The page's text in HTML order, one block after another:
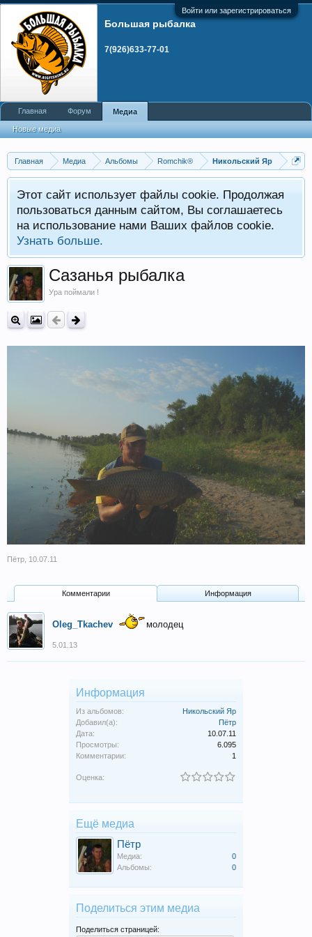
Войти или зарегистрироваться
Главная Медиа Альбомы Romchik® Никольский Яр
Этот сайт использует файлы cookie. Продолжая
пользоваться данным сайтом, Вы соглашаетесь
на использование нами Ваших файлов cookie.
Узнать больше.
Сазанья рыбалка
Ура поймали !
Пётр 10.07.11
Комментарии Информация
Oleg_Tkachev молодец
5.01.13
Информация
Из альбомов:
Никольский Яр
Добавил(а):
Пётр
Дата:
10.07.11
Просмотры:
6.095
Комментарии:
1
Оценка:
Ещё медиа
Пётр
Медиа:
0
Альбомы:
0
Поделиться этим медиа
Поделиться страницей:
Большая рыбалка
7(926)633-77-01
Главная Форум Медиа
Новые медиа